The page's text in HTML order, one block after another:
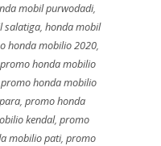
mobil purwodadi,
salatiga,honda mobil
honda mobilio 2020,
promo honda mobilio
promo honda mobilio
,promo honda
kendal,promo
mobilio pati,promo